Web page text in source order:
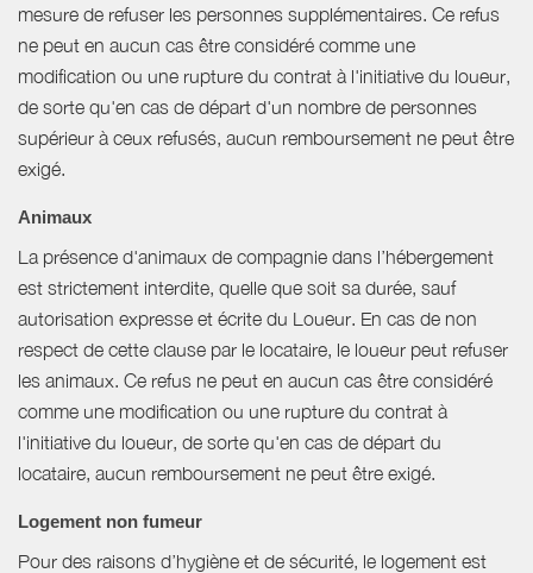
mesure de refuser les personnes supplémentaires. Ce refus
ne peut en aucun cas être considéré comme une
modification ou une rupture du contrat à l'initiative du loueur,
de sorte qu'en cas de départ d'un nombre de personnes
supérieur à ceux refusés, aucun remboursement ne peut être
exigé.
Animaux
La présence d'animaux de compagnie dans l’hébergement
est strictement interdite, quelle que soit sa durée, sauf
autorisation expresse et écrite du Loueur. En cas de non
respect de cette clause par le locataire, le loueur peut refuser
les animaux. Ce refus ne peut en aucun cas être considéré
comme une modification ou une rupture du contrat à
l'initiative du loueur, de sorte qu'en cas de départ du
locataire, aucun remboursement ne peut être exigé.
Logement non fumeur
Pour des raisons d’hygiène et de sécurité, le logement est